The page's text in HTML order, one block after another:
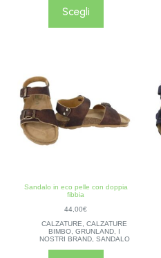
Scegli
Sandalo in eco pelle con doppia
fibbia
44,00€
CALZATURE,CALZATURE
BIMBO,GRUNLAND, I
NOSTRI BRAND, SANDALO